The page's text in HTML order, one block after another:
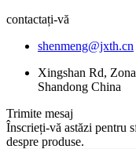
contactați-vă
shenmeng@jxth.cn
Xingshan Rd,
Shandong China
Trimite mesaj
Înscrieți-vă astăzi pentru
despre produse.